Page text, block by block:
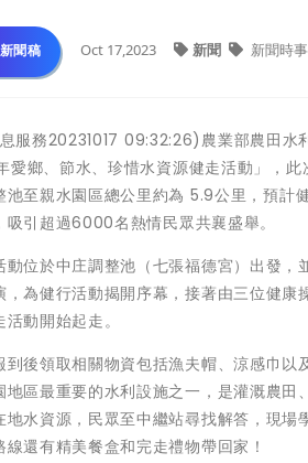
聞稿 Oct 17,2023 新聞 新聞時事
服務20231017 09:32:26)農業部農田水
愛鄉、節水、珍惜水資源健走活動」，
池至親水園區總公里約為 5.9公里，預計
吸引超過6000名熱情民眾共襄盛舉。
動位於中庄調整池（七張福德宮）出發
，為健行活動揭開序幕，接著由三位健
動開始起走。
到後領取相關物資包括漁夫帽、涼感巾
地區最重要的水利設施之一，是灌溉農
地水資源，民眾至中繼站尋找解答，現場
線還有精美餐盒和完走禮物帶回家！